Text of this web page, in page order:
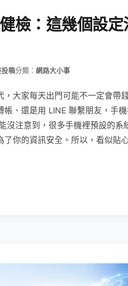
檢：這幾個設
投稿分類： 網路大小事
，大家每天出門可能不一定會帶
帳、還是用 LINE 聯繫朋友，手
沒注意到，很多手機裡預設的
了你的資訊安全。所以，看似貼